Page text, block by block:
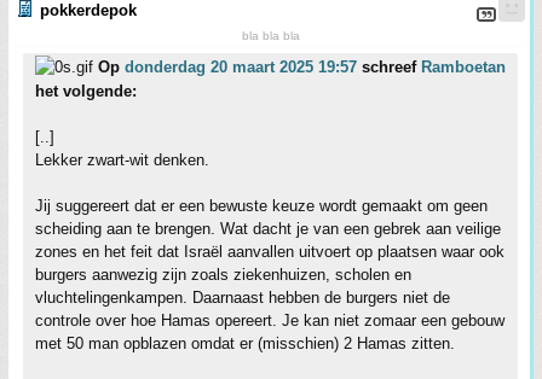
pokkerdepok
bla bla bla
Op donderdag 20 maart 2025 19:57 schreef Ramboetan
het volgende:
[..]
Lekker zwart-wit denken.
Jij suggereert dat er een bewuste keuze wordt gemaakt om geen
scheiding aan te brengen. Wat dacht je van een gebrek aan veilige
zones en het feit dat Israël aanvallen uitvoert op plaatsen waar ook
burgers aanwezig zijn zoals ziekenhuizen, scholen en
vluchtelingenkampen. Daarnaast hebben de burgers niet de
controle over hoe Hamas opereert. Je kan niet zomaar een gebouw
met 50 man opblazen omdat er (misschien) 2 Hamas zitten.